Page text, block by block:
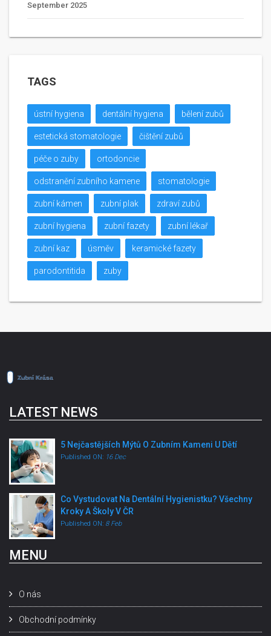
September 2025
TAGS
ústní hygiena dentální hygiena bělení zubů
estetická stomatologie čištění zubů
péče o zuby ortodoncie
odstranění zubního kamene stomatologie
zubní kámen zubní plak zdraví zubů
zubní hygiena zubní fazety zubní lékař
zubní kaz úsměv keramické fazety
parodontitida zuby
LATEST NEWS
5 Nejčastějších Mýtů O Zubním Kameni U Dětí
Published ON: 16 Dec
Co Vystudovat Na Dentální Hygienistku? Všechny
Kroky A Školy V ČR
Published ON: 8 Feb
MENU
O nás
Obchodní podmínky